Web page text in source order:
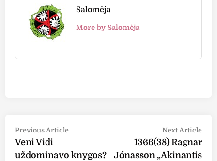
Salomėja
More by Salomėja
Post
navigation
Previous Article
Veni Vidi
uždominavo knygos?
Next Article
1366(38) Ragnar
Jónasson „Akinantis